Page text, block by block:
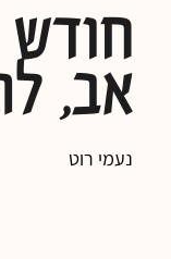
אב,
נעמי רוט